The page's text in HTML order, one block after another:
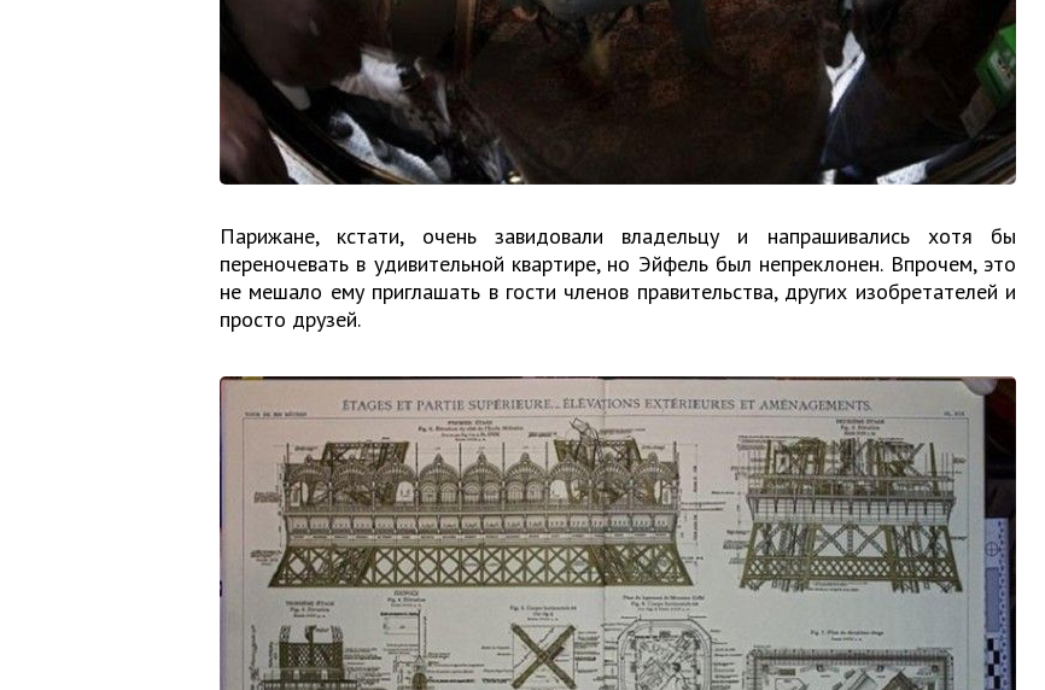
Парижане, кстати, очень завидовали владельцу и напрашивались хотя бы
переночевать в удивительной квартире, но Эйфель был непреклонен. Впрочем, это
не мешало ему приглашать в гости членов правительства, других изобретателей и
просто друзей.